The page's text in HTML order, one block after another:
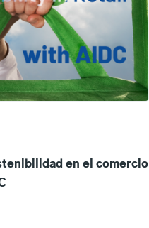
en el comercio